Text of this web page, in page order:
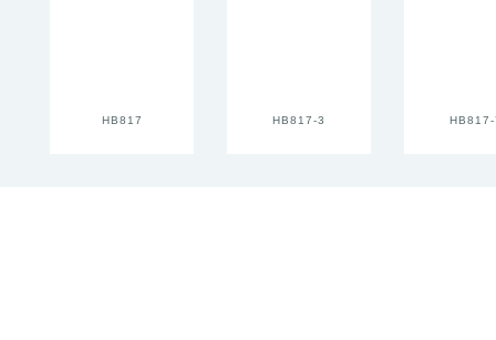
HB817 HB817-3